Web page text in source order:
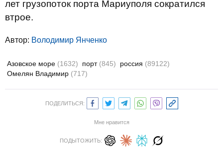
лет грузопоток порта Мариуполя сократился
втрое.
Автор: Володимир Янченко
Азовское море (1632) порт (845) россия (89122)
Омелян Владимир (717)
ПОДЕЛИТЬСЯ:
Мне нравится
ПОДЫТОЖИТЬ: